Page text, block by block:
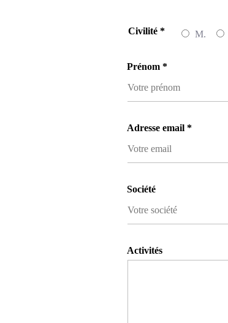
Civilité * M.
Prénom *
Adresse email *
Société
Activités